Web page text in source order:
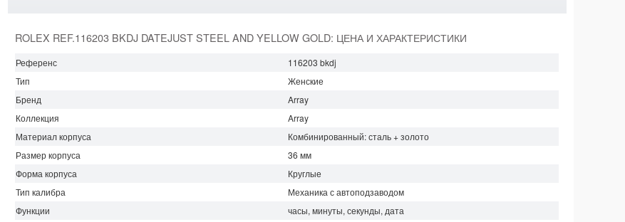
ROLEX REF.116203 BKDJ DATEJUST STEEL AND YELLOW GOLD: ЦЕНА И ХАРАКТЕРИСТИКИ
Референс
116203 bkdj
Тип
Женские
Бренд
Array
Коллекция
Array
Материал корпуса
Комбинированный: сталь + золото
Размер корпуса
36 мм
Форма корпуса
Круглые
Тип калибра
Механика с автоподзаводом
Функции
часы, минуты, секунды, дата